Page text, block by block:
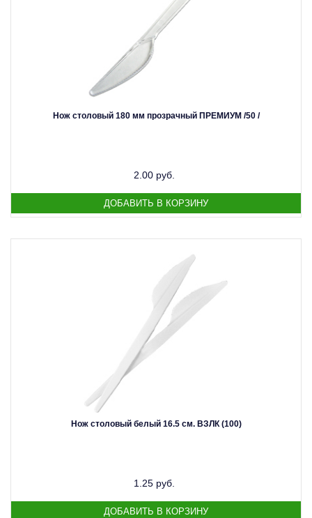
Нож столовый 180 мм прозрачный ПРЕМИУМ /50 /
2.00 руб.
Нож столовый белый 16.5 см. ВЗЛК (100)
1.25 руб.